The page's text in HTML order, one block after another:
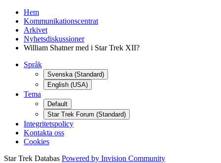
Hem
Kommunikationscentrat
Arkivet
Nyhetsdiskussioner
William Shatner med i Star Trek XII?
Språk
Svenska (Standard)
English (USA)
Tema
Default
Star Trek Forum (Standard)
Integritetspolicy
Kontakta oss
Cookies
Star Trek Databas Powered by Invision Community